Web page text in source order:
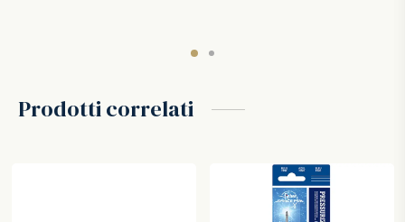
Prodotti correlati